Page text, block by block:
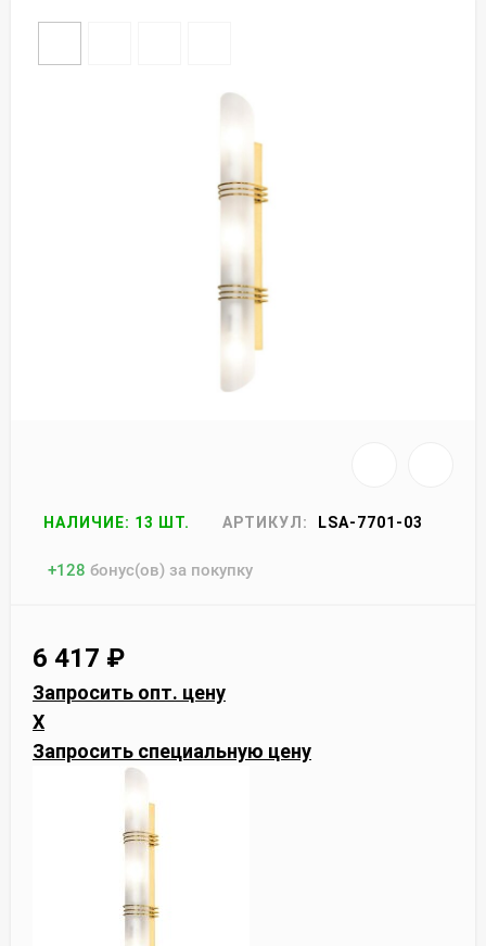
НАЛИЧИЕ: 13 ШТ. АРТИКУЛ: LSA-7701-03
+128 бонус(ов) за покупку
6 417 ₽
Запросить опт. цену
X
Запросить специальную цену